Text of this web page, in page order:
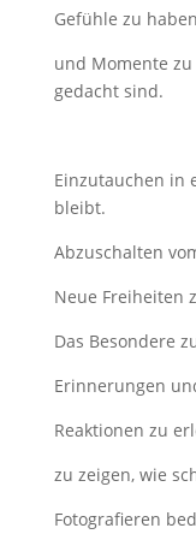
Gefühle zu haben
und Momente
gedacht sind.
Einzutauchen in
bleibt.
Abzuschalten
Neue Freiheiten
Das Besondere
Erinnerungen
Reaktionen zu
zu zeigen, wie
Fotografieren